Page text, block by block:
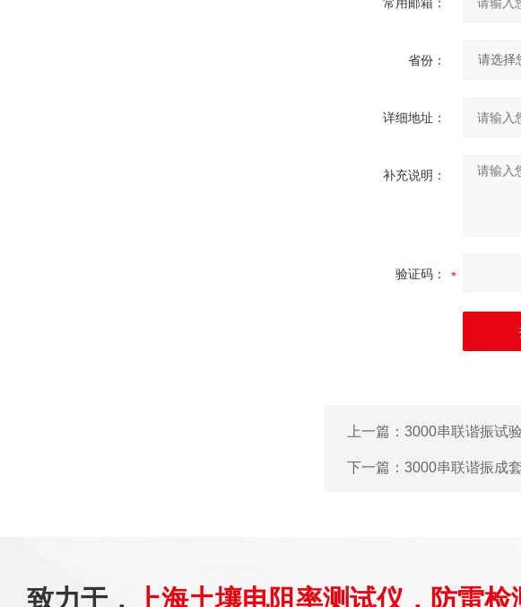
省份：
详细地址：
补充说明：
验证码：
上一篇： 3000串联谐振试
下一篇： 3000串联谐振成
致力于， 上海土壤电阻率测试仪，防雷